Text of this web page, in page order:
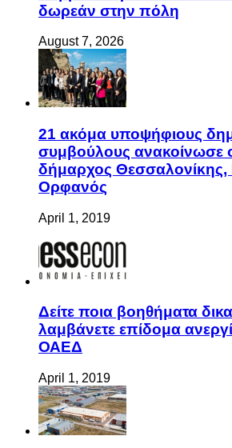
δωρεάν στην πόλη
August 7, 2026
21 ακόμα υποψήφιους
συμβούλους ανακοίνωσε
δήμαρχος Θεσσαλονίκης,
Ορφανός
April 1, 2019
Δείτε ποια βοηθήματα
λαμβάνετε επίδομα
ΟΑΕΔ
April 1, 2019